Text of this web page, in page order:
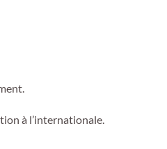
à l’internationale.